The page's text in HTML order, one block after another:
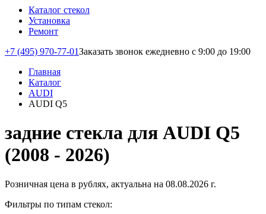
Каталог стекол
Установка
Ремонт
+7 (495) 970-77-01Заказать звонок ежедневно с 9:00 до 19:00
Главная
Каталог
AUDI
AUDI Q5
задние стекла для AUDI Q5
(2008 - 2026)
Розничная цена в рублях, актуальна на 08.08.2026 г.
Фильтры по типам стекол: